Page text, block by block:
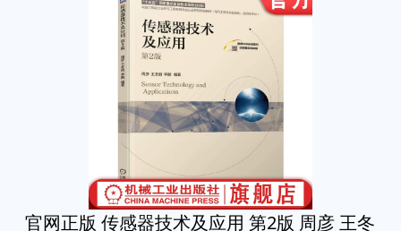
官网正版 传感器技术及应用 第2版 周彦 王冬